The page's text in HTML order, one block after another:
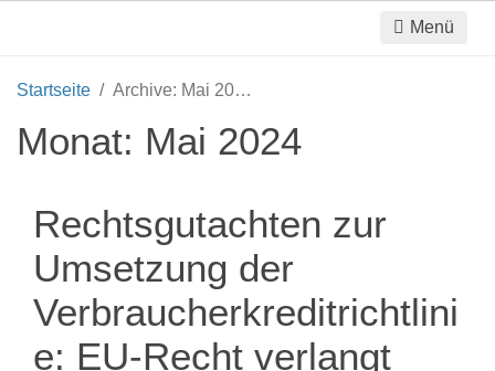
Menü
Startseite Archive: Mai 2024
Monat: Mai 2024
Rechtsgutachten zur
Umsetzung der
Verbraucherkreditrichtlini
e: EU-Recht verlangt